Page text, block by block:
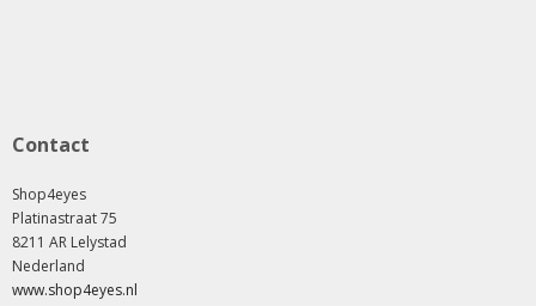
Contact
Shop4eyes
Platinastraat 75
8211 AR Lelystad
Nederland
www.shop4eyes.nl